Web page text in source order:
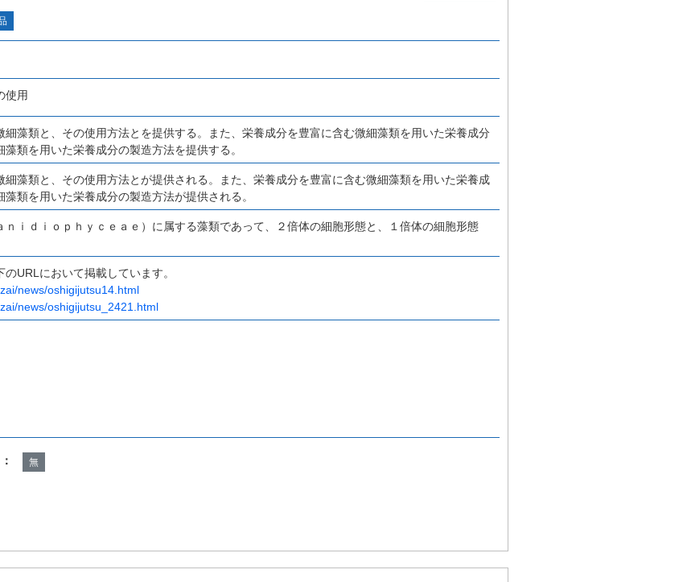
使用
細藻類と、その使用方法とを提供する。また、栄養成分を豊富に含む微細藻類を用いた栄養成分
類を用いた栄養成分の製造方法を提供する。
細藻類と、その使用方法とが提供される。また、栄養成分を豊富に含む微細藻類を用いた栄養成
類を用いた栄養成分の製造方法が提供される。
ｎｉｄｉｏｐｈｙｃｅａｅ）に属する藻類であって、２倍体の細胞形態と、１倍体の細胞形態
URLにおいて掲載しています。
news/oshigijutsu14.html
news/oshigijutsu_2421.html
無